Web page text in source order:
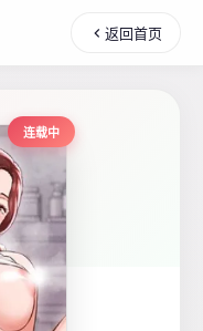
返回首页
连载中